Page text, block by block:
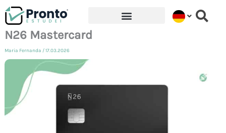
para
conteúdo
N26 Mastercard
Maria Fernanda /17.03.2026